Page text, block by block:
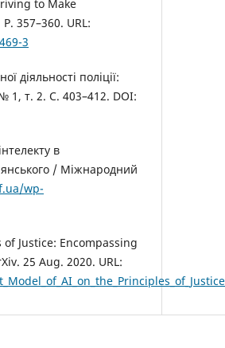
to Make
357–360. URL:
3
діяльності поліції:
1, т. 2. С. 403–412. DOI:
в
/ Міжнародний
wp-
Justice: Encompassing
25 Aug. 2020. URL: